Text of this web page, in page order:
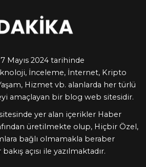
Mayıs 2024 tarihinde
, İnceleme, İnternet, Kripto
, Hizmet vb. alanlarda her türlü
amaçlayan bir blog web sitesidir.
yer alan içerikler Haber
üretilmekte olup, Hiçbir Özel,
bağlı olmamakla beraber
açısı ile yazılmaktadır.